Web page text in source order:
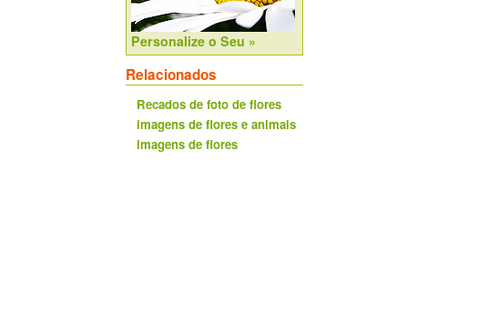
Personalize o Seu »
Relacionados
Recados de foto de flores
imagens de flores e animais
imagens de flores